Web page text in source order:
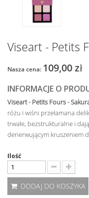
Viseart - Petits
Nasza cena: 109,00 zł
INFORMACJE O
Viseart - Petits Fours -
różu i wiśni przełamana
trwałe, bezstrukturalne i
denerwującym kruszeniem
Ilość
DODAJ DO KOSZYKA